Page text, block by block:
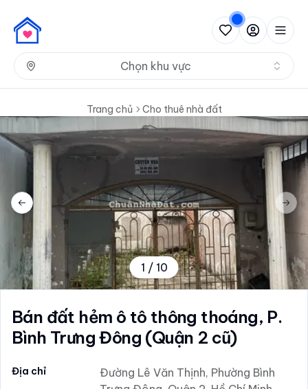
Chọn khu vực
Trang chủ Cho thuê nhà đất
Previous slide
1 / 10
Bán đất hẻm ô tô thông thoáng, P.
Bình Trưng Đông (Quận 2 cũ)
Địa chỉ
Đường Lê Văn Thịnh, Phường Bình